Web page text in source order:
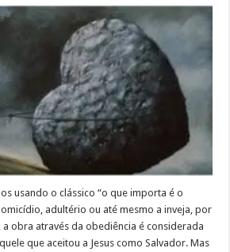
usando o clássico “o que importa é o
adultério ou até mesmo a inveja, por
a obra através da obediência é considerada
que aceitou a Jesus como Salvador. Mas